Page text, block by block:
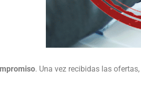
. Una vez recibidas las ofertas,